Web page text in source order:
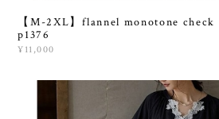
【M-2XL】flannel monotone
p1376
¥11,000